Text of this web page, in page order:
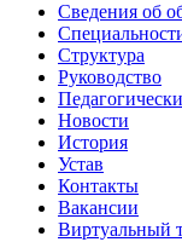
Сведения об
Структура
Руководство
Новости
История
Устав
Контакты
Вакансии
Виртуальный